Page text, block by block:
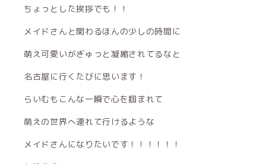
ちょっとした挨拶でも！！
メイドさんと関わるほんの少しの時間に
萌え可愛いがぎゅっと凝縮されてるなと
名古屋に行くたびに思います！
らいむもこんな一瞬で心を掴まれて
萌えの世界へ連れて行けるような
メイドさんになりたいです！！！！！！